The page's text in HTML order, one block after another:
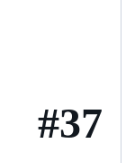
#37